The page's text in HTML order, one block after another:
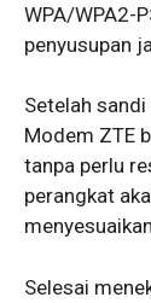
WPA/WPA2-
penyusupan
Setelah
Modem ZTE
tanpa perlu
perangkat
Selesai